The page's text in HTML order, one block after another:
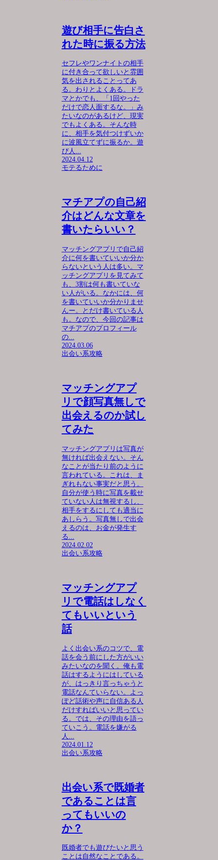
遊び相手に告白さ
れた時に振る方法
セフレやワンナイトの相手
に付き合って欲しいと雰囲
気を出されることってあ
る。わりとよくある。ドラ
マとかでも、「1回やった
だけで恋人面するな。」み
たいなのがあるけど、現実
でもよくある。そんな時
に、相手を気付つけずいか
に波風立てずに振るか。遊
び人...
2024.04.12
モテるために
マチアプの自己紹
介はどんな文章を
書いたらいい？
マッチングアプリで自己紹
介に何を書いていいか分か
らないという人は多い。マ
ッチングアプリを見てみて
も、3割は何も書いていな
い人がいる。なかには、何
を書いていいか分かりませ
んー。とだけ書いている人
も。なので、今回の記事は
マチアプのプロフィール
の...
2024.03.06
出会い系攻略
マッチングアプ
リで顔写真無しで
出会えるのか試し
てみた
マッチングアプリは写真が
無ければ出会えない。そん
なことが当たり前のように
言われている。これは、ま
ぎれもない事実だと思う。
自分が使う時に写真を載せ
ていない人は無視するし、
相手をするにしても適当に
あしらう。写真無しで出会
えるのは、お金が発生す
る...
2024.02.02
出会い系攻略
マッチングアプ
リで電話はしなく
てもいいという
話
よく出会い系のコツで、電
話を会う前にした方がいい
みたいなのを聞く。俺も電
話はするようにはしている
が、はっきり言っちゃうと
電話なんていらない。よっ
ぽど話術や声に自信ある人
だけすればいいと思ってい
る。では、その理由を語っ
ていこう。電話を嫌がる
人...
2024.01.12
出会い系攻略
出会い系で既婚者
であることは言
ってもいいの
か？
既婚者でも遊びたいと思う
ことは自然なことである。